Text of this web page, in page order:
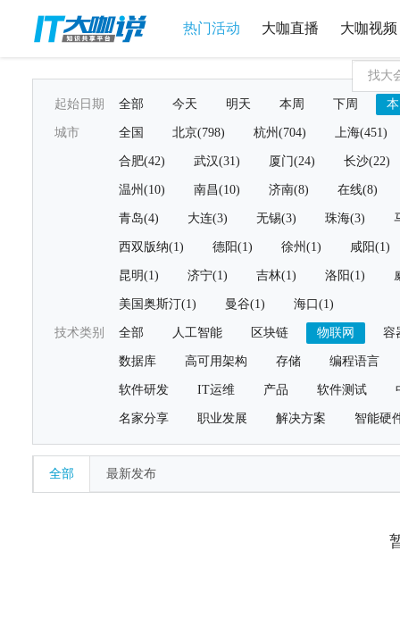
热门活动 大咖直播 大咖视频
起始日期 全部 今天 明天 本周 下周
城市 全国 北京(798) 杭州(704) 上海(451)
合肥(42) 武汉(31) 厦门(24) 长沙(22)
温州(10) 南昌(10) 济南(8) 在线(8)
青岛(4) 大连(3) 无锡(3) 珠海(3)
西双版纳(1) 德阳(1) 徐州(1) 咸阳(1)
昆明(1) 济宁(1) 吉林(1) 洛阳(1)
美国奥斯汀(1) 曼谷(1) 海口(1)
技术类别 全部 人工智能 区块链 物联网 容
数据库 高可用架构 存储 编程语言
软件研发 IT运维 产品 软件测试
名家分享 职业发展 解决方案 智能硬
全部 最新发布